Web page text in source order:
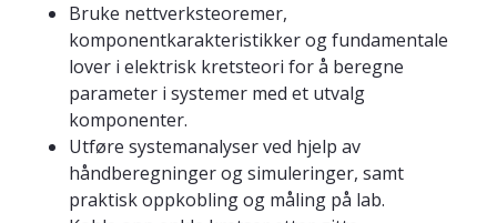
Bruke nettverksteoremer,
komponentkarakteristikker og fundamentale
lover i elektrisk kretsteori for å beregne
parameter i systemer med et utvalg
komponenter.
Utføre systemanalyser ved hjelp av
håndberegninger og simuleringer, samt
praktisk oppkobling og måling på lab.